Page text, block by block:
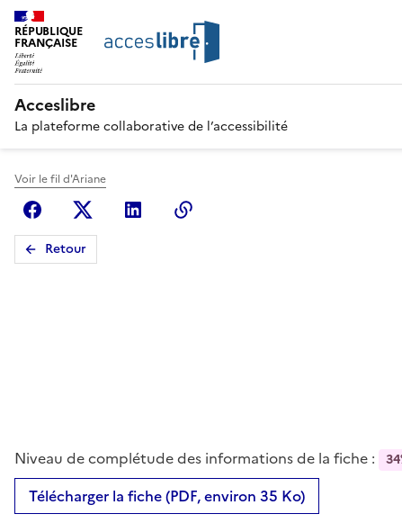
RÉPUBLIQUE
FRANÇAISE
Acceslibre
La plateforme collaborative de l’accessibilité
Voir le fil d'Ariane
FacebookX (anciennement Twitter)
Linkedin
Retour
Niveau de complétude des informations de la fiche :
Télécharger la fiche (PDF, environ 35 Ko)